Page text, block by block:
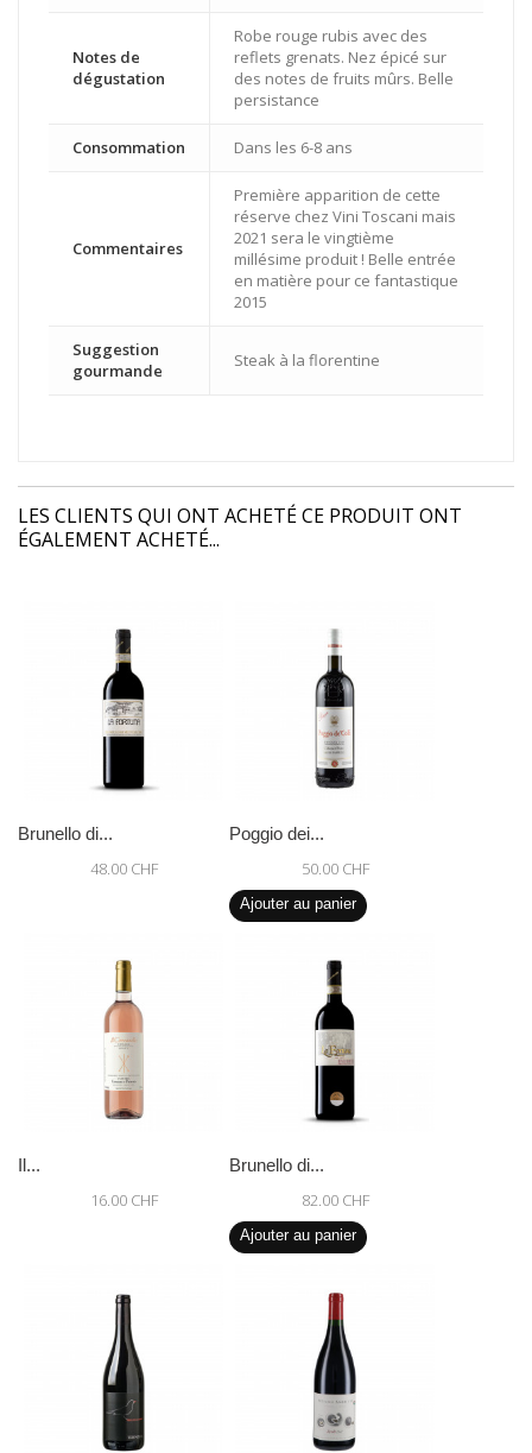
Notes de
dégustation
Robe rouge rubis avec des
reflets grenats. Nez épicé sur
des notes de fruits mûrs. Belle
persistance
Consommation Dans les 6-8 ans
Commentaires
Première apparition de cette
réserve chez Vini Toscani mais
2021 sera le vingtième
millésime produit ! Belle entrée
en matière pour ce fantastique
2015
Suggestion
gourmande
Steak à la florentine
LES CLIENTS QUI ONT ACHETÉ CE PRODUIT ONT
ÉGALEMENT ACHETÉ...
Brunello di...
48.00 CHF
Poggio dei...
50.00 CHF
Ajouter au panier
Il...
16.00 CHF
Brunello di...
82.00 CHF
Ajouter au panier